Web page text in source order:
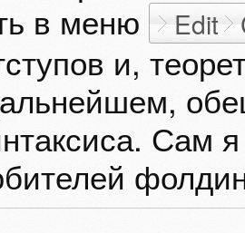
в меню
Edit
и,
Сам